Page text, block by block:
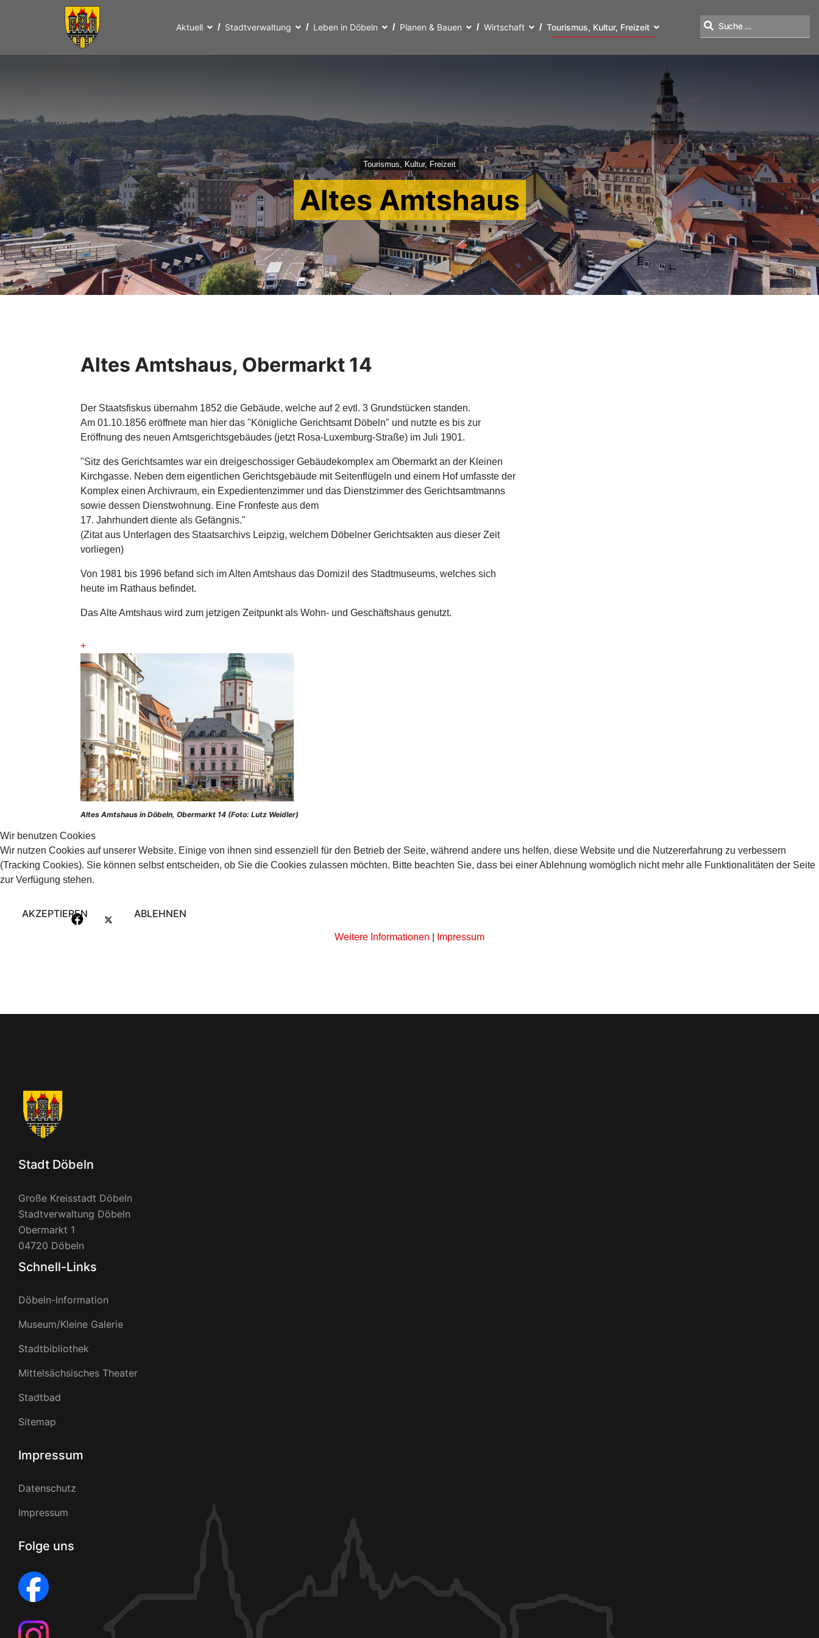
Aktuell Stadtverwaltung Leben in Döbeln Planen & Bauen Wirtschaft Tourismus, Kultur, Freizeit
Tourismus, Kultur, Freizeit
Altes Amtshaus
Altes Amtshaus, Obermarkt 14
Der Staatsfiskus übernahm 1852 die Gebäude, welche auf 2 evtl. 3 Grundstücken standen.
Am 01.10.1856 eröffnete man hier das "Königliche Gerichtsamt Döbeln" und nutzte es bis zur
Eröffnung des neuen Amtsgerichtsgebäudes (jetzt Rosa-Luxemburg-Straße) im Juli 1901.
"Sitz des Gerichtsamtes war ein dreigeschossiger Gebäudekomplex am Obermarkt an der Kleinen
Kirchgasse. Neben dem eigentlichen Gerichtsgebäude mit Seitenflügeln und einem Hof umfasste der
Komplex einen Archivraum, ein Expedientenzimmer und das Dienstzimmer des Gerichtsamtmanns
sowie dessen Dienstwohnung. Eine Fronfeste aus dem
17. Jahrhundert diente als Gefängnis."
(Zitat aus Unterlagen des Staatsarchivs Leipzig, welchem Döbelner Gerichtsakten aus dieser Zeit
vorliegen)
Von 1981 bis 1996 befand sich im Alten Amtshaus das Domizil des Stadtmuseums, welches sich
heute im Rathaus befindet.
Das Alte Amtshaus wird zum jetzigen Zeitpunkt als Wohn- und Geschäftshaus genutzt.
+
Altes Amtshaus in Döbeln, Obermarkt 14 (Foto: Lutz Weidler)
Stadt Döbeln
Große Kreisstadt Döbeln
Stadtverwaltung Döbeln
Obermarkt 1
04720 Döbeln
Schnell-Links
Döbeln-Information
Museum/Kleine Galerie
Stadtbibliothek
Mittelsächsisches Theater
Stadtbad
Sitemap
Impressum
Datenschutz
Impressum
Folge uns
Wir benutzen Cookies
Wir nutzen Cookies auf unserer Website. Einige von ihnen sind essenziell für den Betrieb der Seite, während andere uns helfen, diese Website und die Nutzererfahrung zu verbessern
(Tracking Cookies). Sie können selbst entscheiden, ob Sie die Cookies zulassen möchten. Bitte beachten Sie, dass bei einer Ablehnung womöglich nicht mehr alle Funktionalitäten der Seite
zur Verfügung stehen.
AKZEPTIEREN ABLEHNEN
Weitere Informationen Impressum